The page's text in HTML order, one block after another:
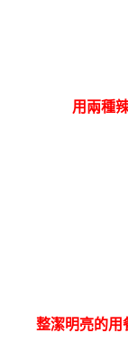
用兩種
整潔明亮的用